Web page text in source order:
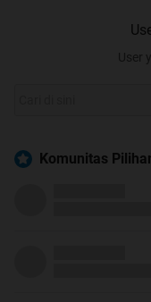
User
Komunitas